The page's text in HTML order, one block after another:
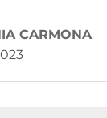
CARMONA